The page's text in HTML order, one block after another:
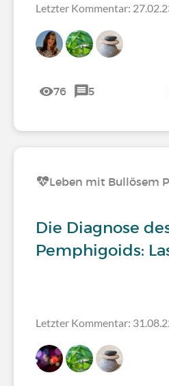
Letzter Kommentar:
76 5
Leben mit Bullösem
Die Diagnose
Pemphigoids:
Letzter Kommentar: